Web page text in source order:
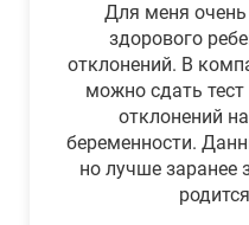
Для меня
здорового
отклонений. В
можно сдать
отклонений
беременности.
но лучше заранее